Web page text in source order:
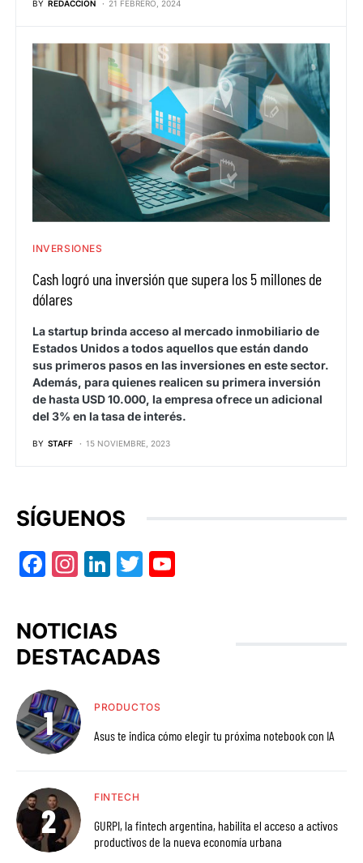
BY REDACCION 21 FEBRERO, 2024
INVERSIONES
Cash logró una inversión que supera los 5 millones de
dólares
La startup brinda acceso al mercado inmobiliario de
Estados Unidos a todos aquellos que están dando
sus primeros pasos en las inversiones en este sector.
Además, para quienes realicen su primera inversión
de hasta USD 10.000, la empresa ofrece un adicional
del 3% en la tasa de interés.
BY STAFF 15 NOVIEMBRE, 2023
SÍGUENOS
Facebook
Instagram
LinkedIn
Twitter
NOTICIAS
DESTACADAS
PRODUCTOS
Asus te indica cómo elegir tu próxima notebook con IA
FINTECH
GURPI, la fintech argentina, habilita el acceso a activos
productivos de la nueva economía urbana